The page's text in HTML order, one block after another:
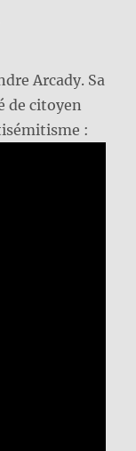
Arcady. Sa
de citoyen
: